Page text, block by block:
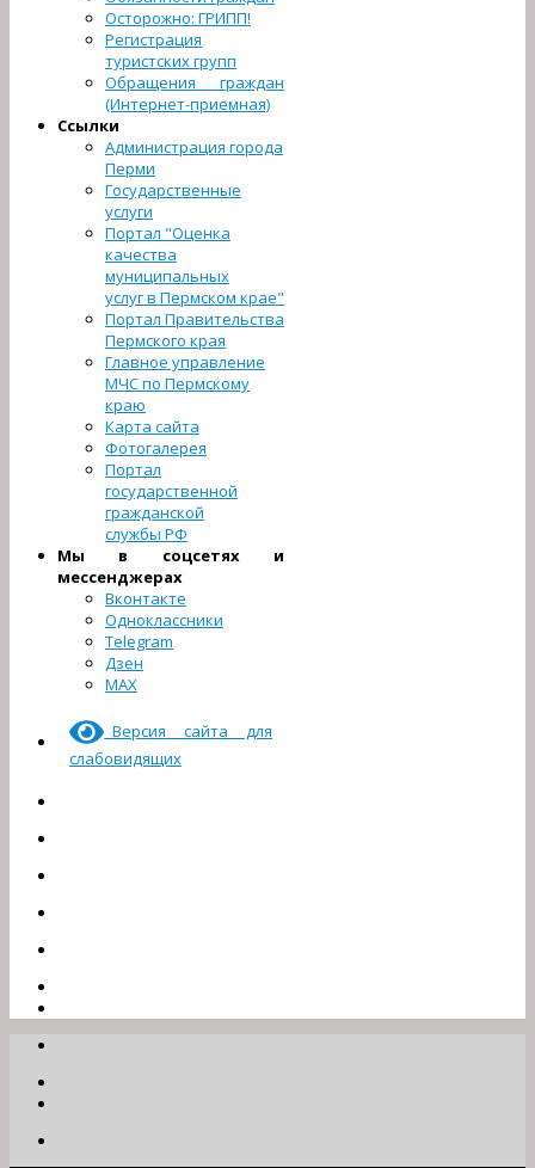
Осторожно: ГРИПП!
Регистрация
туристcких групп
Обращения граждан
(Интернет-приемная)
Ссылки
Администрация города
Перми
Государственные
услуги
Портал "Оценка
качества
муниципальных
услуг в Пермском крае"
Портал Правительства
Пермского края
Главное управление
МЧС по Пермскому
краю
Карта сайта
Фотогалерея
Портал
государственной
гражданской
службы РФ
Мы в соцсетях и
мессенджерах
Вконтакте
Одноклассники
Telegram
Дзен
МАХ
Версия сайта для
слабовидящих